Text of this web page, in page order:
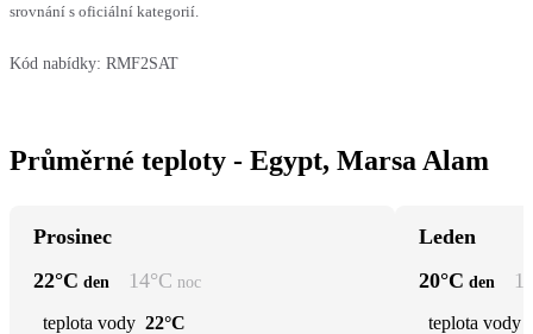
srovnání s oficiální kategorií.
Kód nabídky: RMF2SAT
Průměrné teploty - Egypt, Marsa Alam
Prosinec
22°C den 14°C noc
teplota vody 22°C
Leden
20°C den
teplota vody